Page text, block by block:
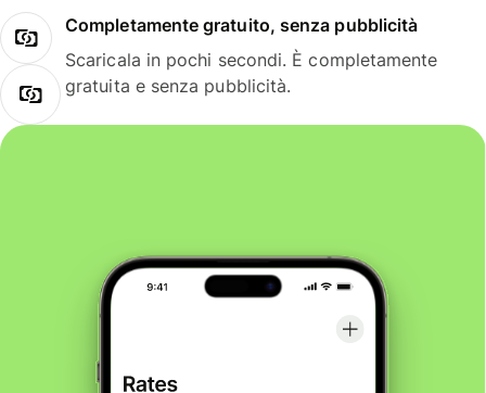
Completamente gratuito, senza pubblicità
Scaricala in pochi secondi. È completamente
gratuita e senza pubblicità.